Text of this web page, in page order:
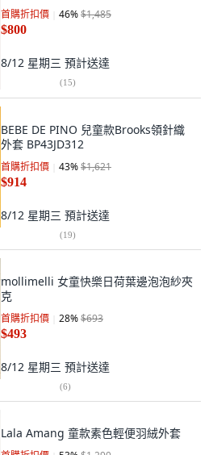
首購折扣價 46%$1,485
$800
8/12 星期三 預計送達
(15)
BEBE DE PINO 兒童款Brooks領針織
外套 BP43JD312
首購折扣價 43%$1,621
$914
8/12 星期三 預計送達
(19)
mollimelli 女童快樂日荷葉邊泡泡紗夾
克
首購折扣價 28%$693
$493
8/12 星期三 預計送達
(6)
Lala Amang 童款素色輕便羽絨外套